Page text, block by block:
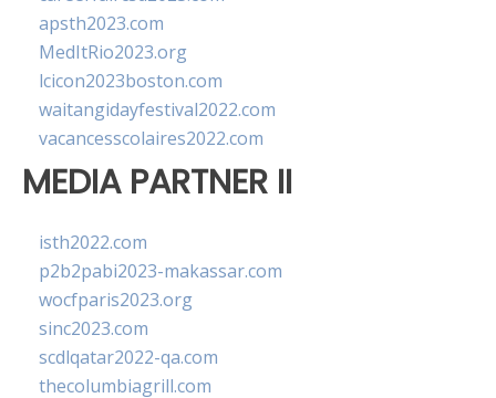
apsth2023.com
MedItRio2023.org
lcicon2023boston.com
waitangidayfestival2022.com
vacancesscolaires2022.com
MEDIA PARTNER II
isth2022.com
p2b2pabi2023-makassar.com
wocfparis2023.org
sinc2023.com
scdlqatar2022-qa.com
thecolumbiagrill.com